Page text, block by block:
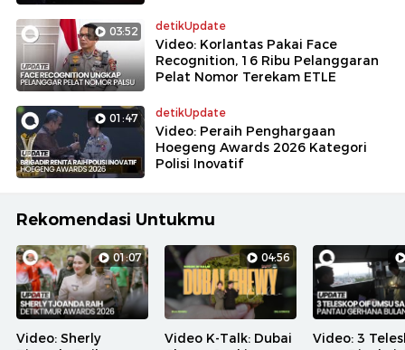
03:52 detikUpdate
Video: Korlantas Pakai Face
Recognition, 16 Ribu Pelanggaran
Pelat Nomor Terekam ETLE
01:47 detikUpdate
Video: Peraih Penghargaan
Hoegeng Awards 2026 Kategori
Polisi Inovatif
Rekomendasi Untukmu
01:07
Video: Sherly
04:56
Video K-Talk: Dubai
Video: 3